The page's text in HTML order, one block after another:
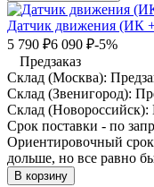
Датчик движения (ИК
5 790 ₽6 090 ₽-5%
Предзаказ
Склад (Москва):
Склад (Звенигород):
Склад (Новороссийск):
Срок поставки - по
Ориентировочный
дольше, но все равно
В корзину